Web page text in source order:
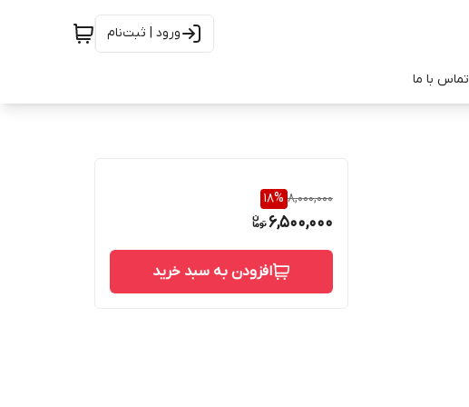
ورود | ثبت‌نام
تماس با ما
8,000,000
18%
6,500,000
افزودن به سبد خرید